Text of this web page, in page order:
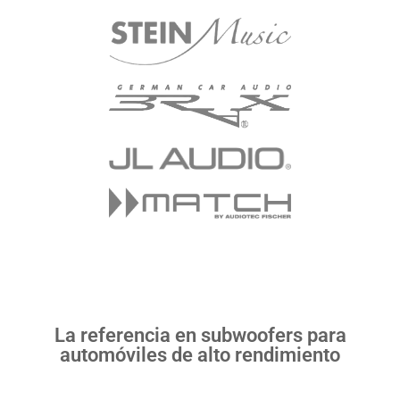
La referencia en subwoofers para
automóviles de alto rendimiento